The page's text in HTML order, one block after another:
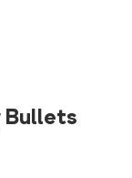
Bullets